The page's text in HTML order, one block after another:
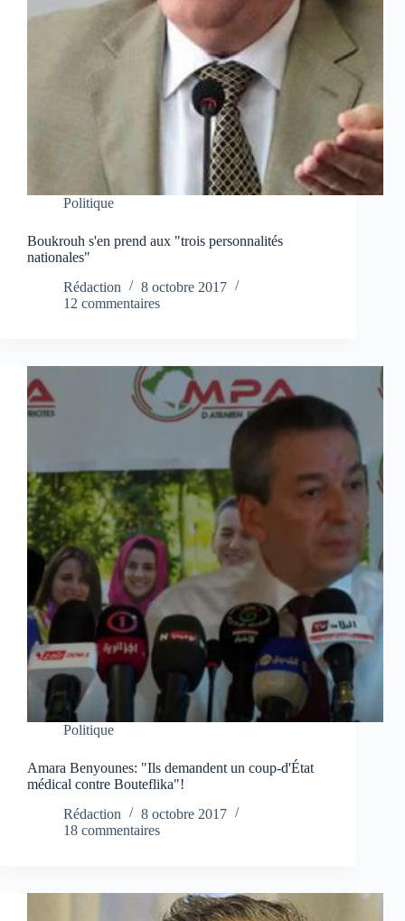
Politique
Boukrouh s'en prend aux "trois personnalités
nationales"
Rédaction
8 octobre 2017
12 commentaires
Politique
Amara Benyounes: "Ils demandent un coup-d'État
médical contre Bouteflika"!
Rédaction
8 octobre 2017
18 commentaires